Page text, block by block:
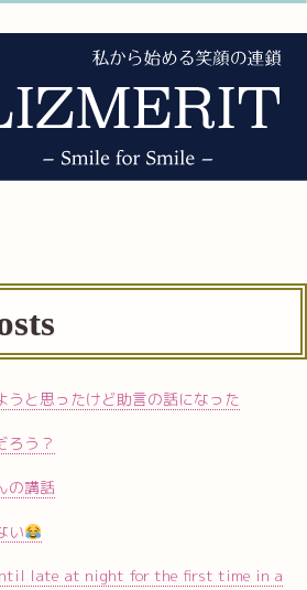
うと思ったけど助言の話になった
ろう？
の講話
い
late at night for the first time in a